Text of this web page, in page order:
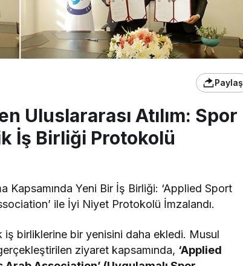
Paylaş
Uluslararası Atılım: Spor
İş Birliği Protokolü
Kapsamında Yeni Bir İş Birliği: ‘Applied Sport
ile İyi Niyet Protokolü İmzalandı.
iş birliklerine bir yenisini daha ekledi. Musul
ziyaret kapsamında, ‘Applied